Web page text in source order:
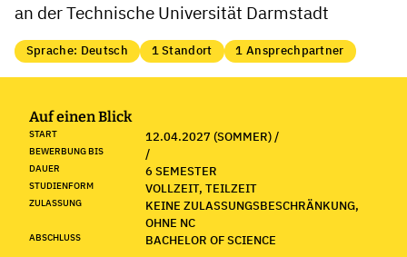
an der Technische Universität Darmstadt
Sprache: Deutsch 1 Standort 1 Ansprechpartner
Auf einen Blick
START 12.04.2027 (SOMMER) /
BEWERBUNG BIS /
DAUER 6 SEMESTER
STUDIENFORM VOLLZEIT, TEILZEIT
ZULASSUNG
KEINE ZULASSUNGSBESCHRÄNKUNG,
OHNE NC
ABSCHLUSS BACHELOR OF SCIENCE